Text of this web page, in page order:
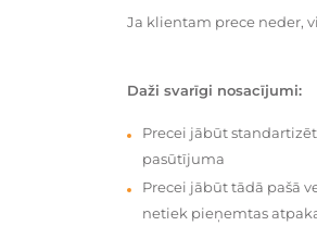
Ja klientam prece neder,
Daži svarīgi nosacījumi:
Precei jābūt
pasūtījuma
Precei jābūt tādā pašā
netiek pieņemtas